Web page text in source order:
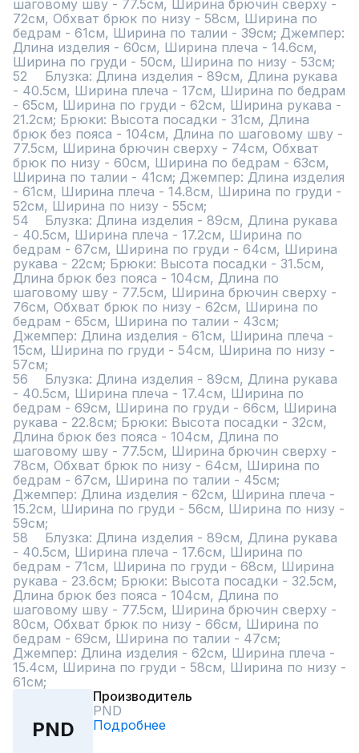
шаговому шву - 77.5см, Ширина брючин сверху -
72см, Обхват брюк по низу - 58см, Ширина по
бедрам - 61см, Ширина по талии - 39см; Джемпер:
Длина изделия - 60см, Ширина плеча - 14.6см,
Ширина по груди - 50см, Ширина по низу - 53см;
52	Блузка: Длина изделия - 89см, Длина рукава
- 40.5см, Ширина плеча - 17см, Ширина по бедрам
- 65см, Ширина по груди - 62см, Ширина рукава -
21.2см; Брюки: Высота посадки - 31см, Длина
брюк без пояса - 104см, Длина по шаговому шву -
77.5см, Ширина брючин сверху - 74см, Обхват
брюк по низу - 60см, Ширина по бедрам - 63см,
Ширина по талии - 41см; Джемпер: Длина изделия
- 61см, Ширина плеча - 14.8см, Ширина по груди -
52см, Ширина по низу - 55см;
54	Блузка: Длина изделия - 89см, Длина рукава
- 40.5см, Ширина плеча - 17.2см, Ширина по
бедрам - 67см, Ширина по груди - 64см, Ширина
рукава - 22см; Брюки: Высота посадки - 31.5см,
Длина брюк без пояса - 104см, Длина по
шаговому шву - 77.5см, Ширина брючин сверху -
76см, Обхват брюк по низу - 62см, Ширина по
бедрам - 65см, Ширина по талии - 43см;
Джемпер: Длина изделия - 61см, Ширина плеча -
15см, Ширина по груди - 54см, Ширина по низу -
57см;
56	Блузка: Длина изделия - 89см, Длина рукава
- 40.5см, Ширина плеча - 17.4см, Ширина по
бедрам - 69см, Ширина по груди - 66см, Ширина
рукава - 22.8см; Брюки: Высота посадки - 32см,
Длина брюк без пояса - 104см, Длина по
шаговому шву - 77.5см, Ширина брючин сверху -
78см, Обхват брюк по низу - 64см, Ширина по
бедрам - 67см, Ширина по талии - 45см;
Джемпер: Длина изделия - 62см, Ширина плеча -
15.2см, Ширина по груди - 56см, Ширина по низу -
59см;
58	Блузка: Длина изделия - 89см, Длина рукава
- 40.5см, Ширина плеча - 17.6см, Ширина по
бедрам - 71см, Ширина по груди - 68см, Ширина
рукава - 23.6см; Брюки: Высота посадки - 32.5см,
Длина брюк без пояса - 104см, Длина по
шаговому шву - 77.5см, Ширина брючин сверху -
80см, Обхват брюк по низу - 66см, Ширина по
бедрам - 69см, Ширина по талии - 47см;
Джемпер: Длина изделия - 62см, Ширина плеча -
15.4см, Ширина по груди - 58см, Ширина по низу -
61см;
PND
Производитель
PND
Подробнее